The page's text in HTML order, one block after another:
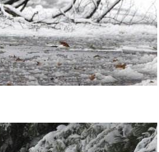
/// НОВОСТИ (СМИ) ///